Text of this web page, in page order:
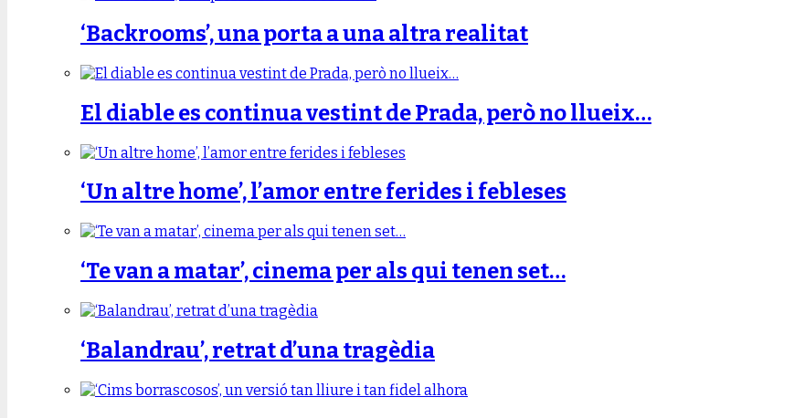
‘Backrooms’, una porta a una altra realitat
El diable es continua vestint de Prada, però no llueix…
‘Un altre home’, l’amor entre ferides i febleses
‘Te van a matar’, cinema per als qui tenen set…
‘Balandrau’, retrat d’una tragèdia